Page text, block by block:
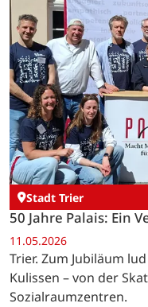
Stadt Trier
50 Jahre Palais: Ein
11.05.2026
Trier. Zum Jubiläum
Kulissen – von der
Sozialraumzentren.